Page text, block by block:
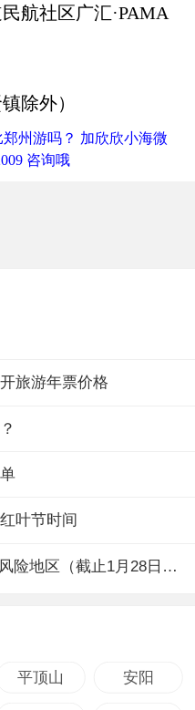
航社区广汇·PAMA
除外）
州游吗？ 加欣欣小海微
咨询哦
旅游年票价格
叶节时间
河南是疫情高风险地区还是低风险地区（截止1月28日10时）
平顶山 安阳